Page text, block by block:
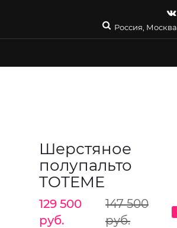
Россия, Москва
Шерстяное
полупальто
TOTEME
129 500
руб.
147 500
руб.